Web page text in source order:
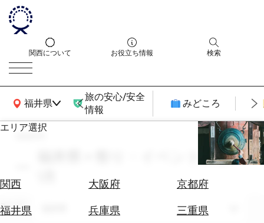
関西について お役立ち情報 検索
福井県
関西広域MAP
旅の安心/安全
情報
みどころ
エリア選択
関西 大阪府
京都府
福井県
兵庫県
三重県
エ
券
search
福井県 × 祭り・イベント体験 ×
エリア